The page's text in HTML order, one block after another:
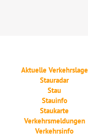
Aktuelle Verkehrslage
Stauradar
Stau
Stauinfo
Staukarte
Verkehrsmeldungen
Verkehrsinfo